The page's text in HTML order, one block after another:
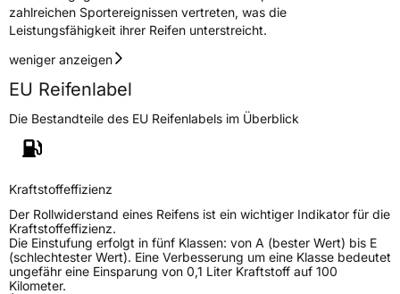
zahlreichen Sportereignissen vertreten, was die
Leistungsfähigkeit ihrer Reifen unterstreicht.
weniger anzeigen
EU Reifenlabel
Die Bestandteile des EU Reifenlabels im Überblick
Kraftstoffeffizienz
Der Rollwiderstand eines Reifens ist ein wichtiger Indikator für die
Kraftstoffeffizienz.
Die Einstufung erfolgt in fünf Klassen: von A (bester Wert) bis E
(schlechtester Wert). Eine Verbesserung um eine Klasse bedeutet
ungefähr eine Einsparung von 0,1 Liter Kraftstoff auf 100
Kilometer.